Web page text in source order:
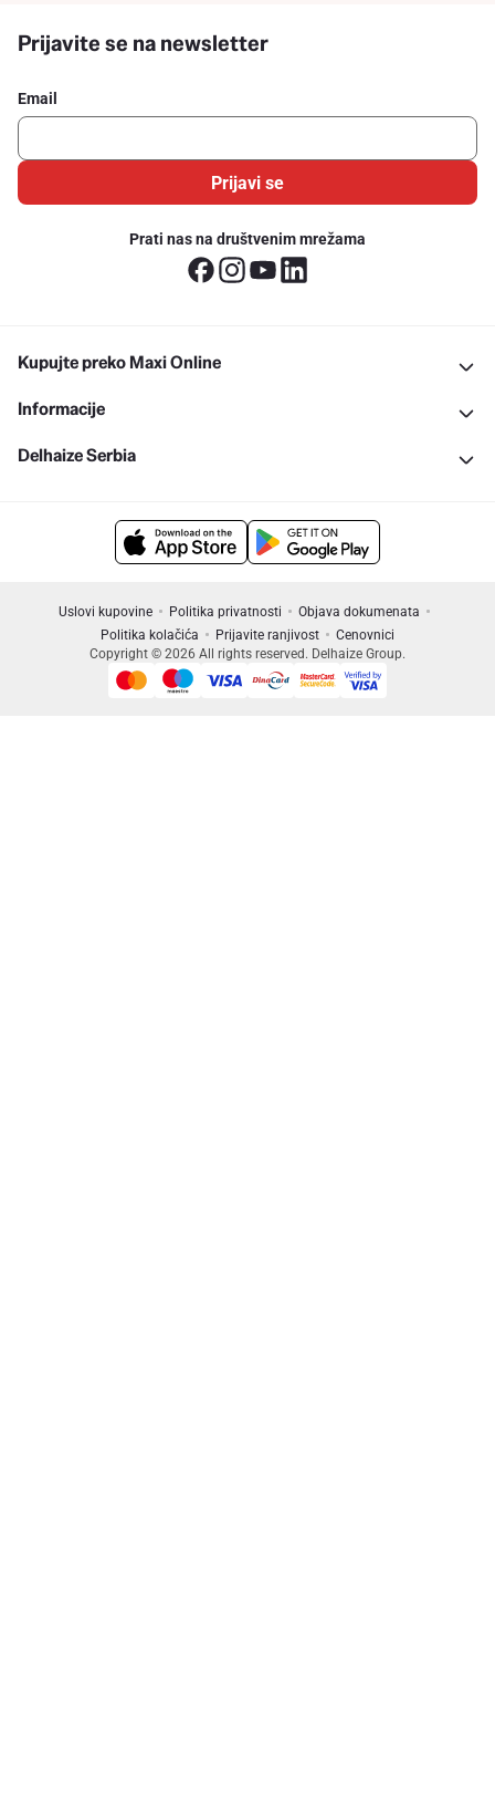
Prijavite se na newsletter
Email
Prijavi se
Prati nas na društvenim mrežama
Kupujte preko Maxi Online
Informacije
Delhaize Serbia
Uslovi kupovine Politika privatnosti
Objava dokumenata
Politika kolačića
Prijavite ranjivost
Cenovnici
Copyright © 2026 All rights reserved. Delhaize Group.